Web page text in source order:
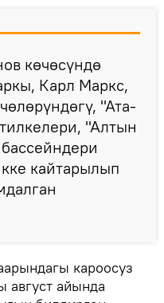
көчөсүндө
Карл Маркс,
"Ата-
"Алтын
кайтарылып
кароосуз
август айында